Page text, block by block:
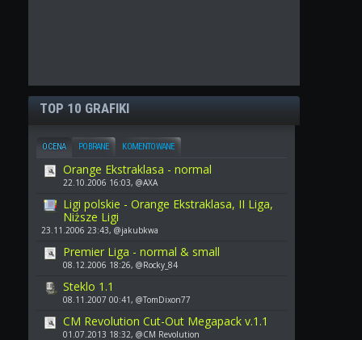
TOP 10 GRAFIKI
OCENA POBRANE KOMENTOWANE
Orange Ekstraklasa - normal
22.10.2006 16:03, @AXA
Ligi polskie - Orange Ekstraklasa, II Liga,
Niższe Ligi
23.11.2006 23:43, @jakubkwa
Premier Liga - normal & small
08.12.2006 18:26, @Rocky_84
Steklo 1.1
08.11.2007 00:41, @TomDixon77
CM Revolution Cut-Out Megapack v.1.1
01.07.2013 18:32, @CM Revolution